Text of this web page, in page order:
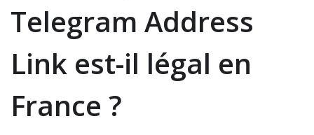
Telegram Address
Link est-il légal en
France ?